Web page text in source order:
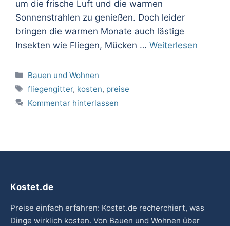
um die frische Luft und die warmen
Sonnenstrahlen zu genießen. Doch leider
bringen die warmen Monate auch lästige
Insekten wie Fliegen, Mücken … Weiterlesen
Kategorien
Bauen und Wohnen
Schlagwörter
fliegengitter, kosten, preise
Kommentar hinterlassen
Kostet.de
Preise einfach erfahren: Kostet.de recherchiert, was
Dinge wirklich kosten. Von Bauen und Wohnen über